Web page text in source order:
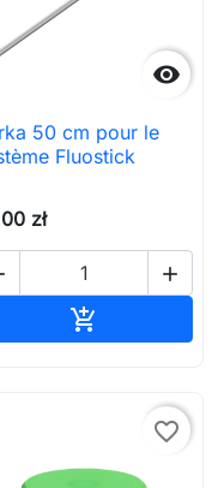

50 cm pour le
Fluostick
zł


favorite_border